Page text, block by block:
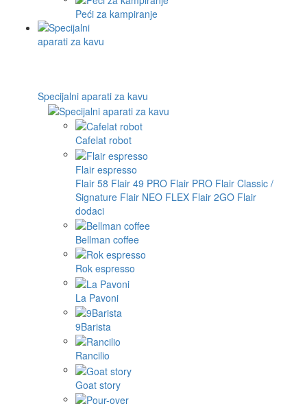
Peći za kampiranje
Specijalni aparati za kavu
Cafelat robot
Flair espresso
Flair 58 Flair 49 PRO Flair PRO Flair Classic /
Signature Flair NEO FLEX Flair 2GO Flair
dodaci
Bellman coffee
Rok espresso
La Pavoni
9Barista
Rancilio
Goat story